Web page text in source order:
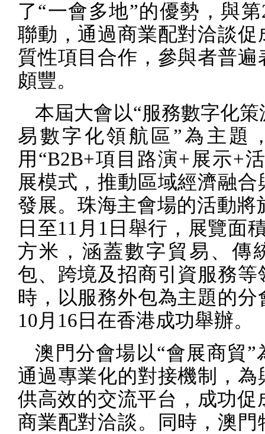
了“一會多地”的優勢，與第
聯動，通過商業配對洽談促
質性項目合作，參與者普遍
頗豐。
本屆大會以“服務數字化
易數字化領航區”為主題
用“B2B+項目路演+ 展示+
展模式，推動區域經濟融合
發展。珠海主會場的活動將
日至11 月 1 日舉行，展覽面
方米，涵蓋數字貿易、傳
包、跨境及招商引資服務等
時，以服務外包為主題的分
10月 16 日在香港成功舉辦。
澳門分會場以“會展商貿”
通過專業化的對接機制，為
供高效的交流平台，成功促
商業配對洽談。同時，澳門